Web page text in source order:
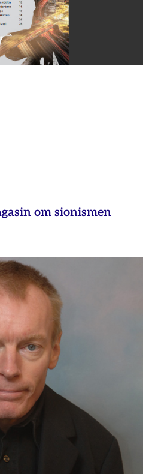
om sionismen